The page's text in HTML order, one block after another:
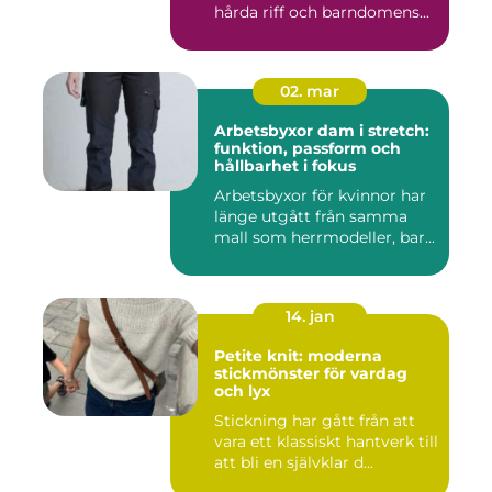
hårda riff och barndomens...
02. mar
Arbetsbyxor dam i stretch:
funktion, passform och
hållbarhet i fokus
Arbetsbyxor för kvinnor har
länge utgått från samma
mall som herrmodeller, bar...
14. jan
Petite knit: moderna
stickmönster för vardag
och lyx
Stickning har gått från att
vara ett klassiskt hantverk till
att bli en självklar d...